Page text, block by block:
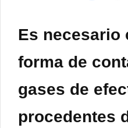
Es necesario
forma de
gases de
procedentes